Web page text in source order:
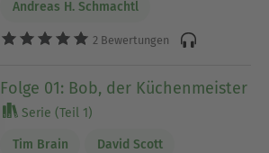
Andreas H. Schmachtl
2 Bewertungen
Folge 01: Bob, der Küchenmeister
Serie (Teil 1)
Tim Brain David Scott